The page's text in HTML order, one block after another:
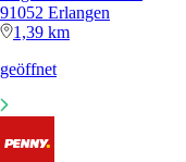
91052 Erlangen
1,39 km
geöffnet